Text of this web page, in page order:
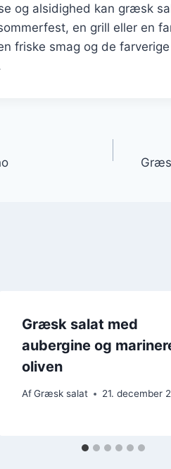
og alsidighed kan græsk
en grill eller en
friske smag og de
Græsk salat med
aubergine og
oliven
Af Græsk salat 21. december